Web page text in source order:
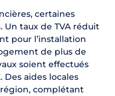
certaines
taux de TVA réduit
pour l’installation
de plus de
soient effectués
Des aides locales
complétant